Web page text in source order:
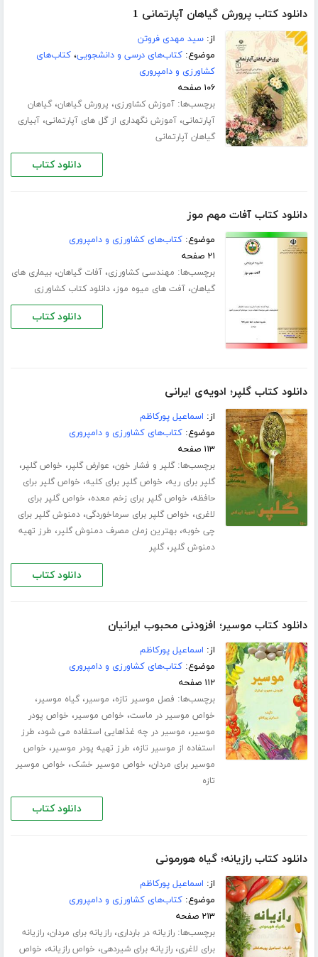
دانلود کتاب پرورش گیاهان آپارتمانی 1
از:سید مهدی فروتن
موضوع:کتاب‌های درسی و دانشجویی،کتاب‌های
کشاورزی و دامپروری
۱۰۶ صفحه
برچسب‌ها:آموزش کشاورزی، پرورش گیاهان،گیاهان
آپارتمانی،آموزش نگهداری از گل های آپارتمانی،آبیاری
گیاهان آپارتمانی
دانلود کتاب
دانلود کتاب آفات مهم موز
موضوع:کتاب‌های کشاورزی و دامپروری
۲۱ صفحه
برچسب‌ها: مهندسی کشاورزی،آفات گیاهان،بیماری های
گیاهان،آفت های میوه موز،دانلود کتاب کشاورزی
دانلود کتاب
دانلود کتاب گلپر؛ ادویه‌ی ایرانی
از: اسماعیل پورکاظم
موضوع:کتاب‌های کشاورزی و دامپروری
۱۱۳ صفحه
برچسب‌ها:گلپر و فشار خون، عوارض گلپر، خواص گلپر،
گلپر برای ریه، خواص گلپر برای کلیه، خواص گلپر برای
حافظه، خواص گلپر برای زخم معده، خواص گلپر برای
لاغری، خواص گلپر برای سرماخوردگی،دمنوش گلپر برای
چی خوبه،بهترین زمان مصرف دمنوش گلپر، طرز تهیه
دمنوش گلپر،گلپر
دانلود کتاب
دانلود کتاب موسیر؛ افزودنی محبوب ایرانیان
از: اسماعیل پورکاظم
موضوع:کتاب‌های کشاورزی و دامپروری
۱۱۲ صفحه
برچسب‌ها: فصل موسیر تازه، موسیر،گیاه موسیر،
خواص موسیر در ماست، خواص موسیر، خواص پودر
موسیر، موسیر در چه غذاهایی استفاده می شود، طرز
استفاده از موسیر تازه، طرز تهیه پودر موسیر، خواص
موسیر برای مردان، خواص موسیر خشک، خواص موسیر
تازه
دانلود کتاب
دانلود کتاب رازیانه؛ گیاه هورمونی
از: اسماعیل پورکاظم
موضوع:کتاب‌های کشاورزی و دامپروری
۲۱۳ صفحه
برچسب‌ها:رازیانه در بارداری،رازیانه برای مردان،رازیانه
برای لاغری،رازیانه برای شیردهی، خواص رازیانه، خواص